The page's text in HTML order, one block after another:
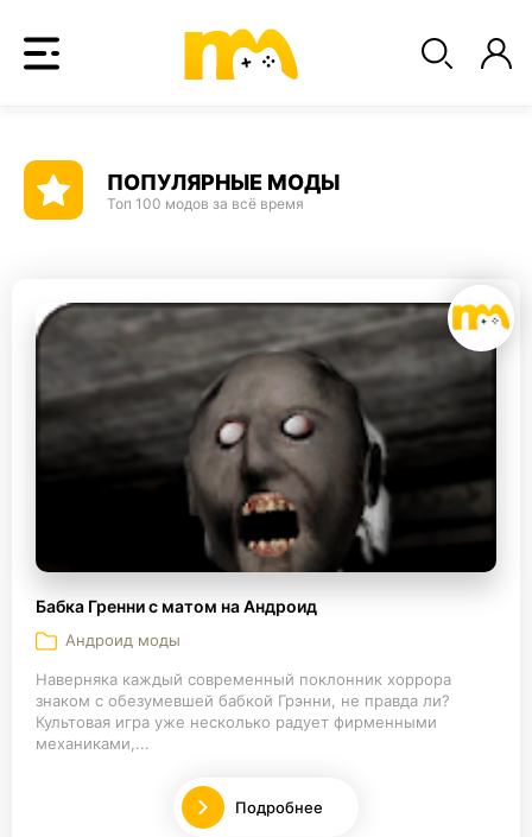
ПОПУЛЯРНЫЕ МОДЫ
Топ 100 модов за всё время
Бабка Гренни с матом на Андроид
Андроид моды
Наверняка каждый современный поклонник хоррора
знаком с обезумевшей бабкой Грэнни, не правда ли?
Культовая игра уже несколько радует фирменными
механиками,...
Подробнее